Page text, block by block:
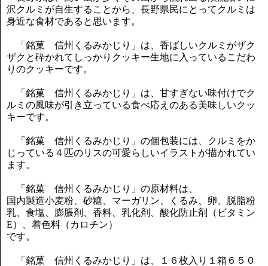
沢クルミが自生することから、長野県民にとってクルミは
身近な食材であると思います。
「銘菓 信州くるみかじり」は、香ばしいクルミがザク
ザクと砕かれてしっかりクッキー生地に入っているこだわ
りのクッキーです。
「銘菓 信州くるみかじり」は、甘すぎない味付けでク
ルミの風味が引き立っている食べ応えのある美味しいクッ
キーです。
「銘菓 信州くるみかじり」の個包装には、クルミをか
じっている４匹のリスの可愛らしいイラストが描かれてい
ます。
「銘菓 信州くるみかじり」の原材料は、
国内製造小麦粉、砂糖、マーガリン、くるみ、卵、脱脂粉
乳、食塩、膨脹剤、香料、乳化剤、酸化防止剤（ビタミン
E）、着色料（カロチン）
です。
「銘菓 信州くるみかじり」は、１６枚入り１箱６５０